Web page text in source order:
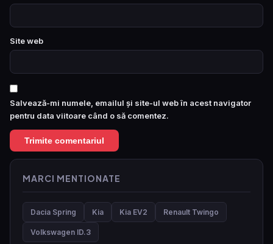
Site web
Salvează-mi numele, emailul și site-ul web în acest navigator
pentru data viitoare când o să comentez.
MARCI MENTIONATE
Dacia Spring Kia Kia EV2 Renault Twingo
Volkswagen ID.3